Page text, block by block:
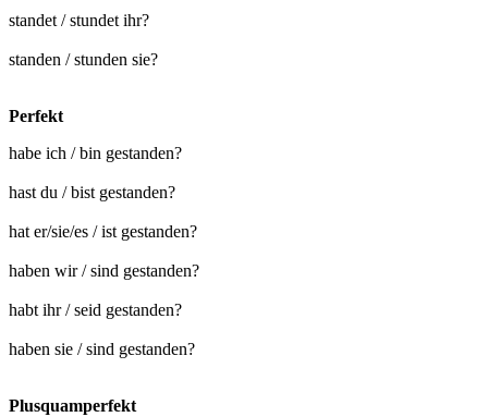
standet / stundet ihr?
standen / stunden sie?
Perfekt
habe ich / bin gestanden?
hast du / bist gestanden?
hat er/sie/es / ist gestanden?
haben wir / sind gestanden?
habt ihr / seid gestanden?
haben sie / sind gestanden?
Plusquamperfekt